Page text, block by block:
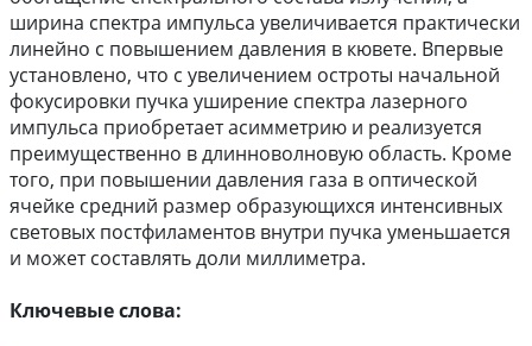
ширина спектра импульса увеличивается практически
линейно с повышением давления в кювете. Впервые
установлено, что с увеличением остроты начальной
фокусировки пучка уширение спектра лазерного
импульса приобретает асимметрию и реализуется
преимущественно в длинноволновую область. Кроме
того, при повышении давления газа в оптической
ячейке средний размер образующихся интенсивных
световых постфиламентов внутри пучка уменьшается
и может составлять доли миллиметра.
Ключевые слова: